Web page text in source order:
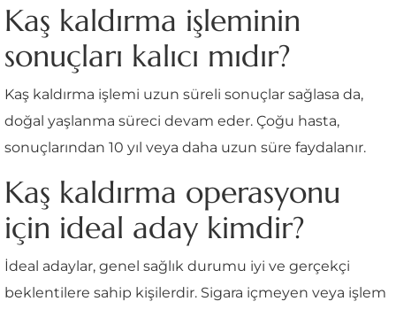
Kaş kaldırma işleminin
sonuçları kalıcı mıdır?
Kaş kaldırma işlemi uzun süreli sonuçlar sağlasa da,
doğal yaşlanma süreci devam eder. Çoğu hasta,
sonuçlarından 10 yıl veya daha uzun süre faydalanır.
Kaş kaldırma operasyonu
için ideal aday kimdir?
İdeal adaylar, genel sağlık durumu iyi ve gerçekçi
beklentilere sahip kişilerdir. Sigara içmeyen veya işlem